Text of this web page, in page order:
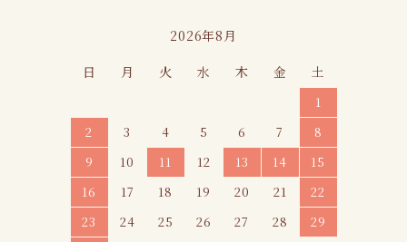
2026年8月
日
月 火 水 木 金 土
1
2
3 4 5 6 7
8
9
10 11 12 13 14
15
16
17 18 19 20 21
22
23
24 25 26 27 28
29